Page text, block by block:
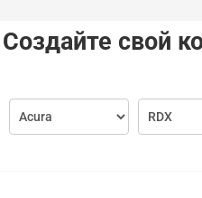
Создайте свой